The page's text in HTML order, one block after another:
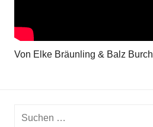
Von Elke Bräunling & Balz Burch
Suchen